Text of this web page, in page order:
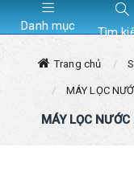
Danh mục Tìm
Trang chủ
MÁY LỌC
MÁY LỌC